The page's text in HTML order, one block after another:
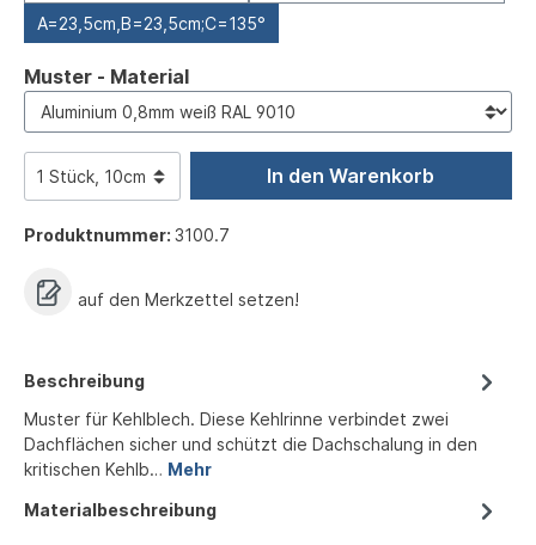
A=23,5cm,B=23,5cm;C=135°
Muster - Materialauswählen
In den Warenkorb
Produktnummer: 3100.7
auf den Merkzettel setzen!
Beschreibung
Muster für Kehlblech. Diese Kehlrinne verbindet zwei
Dachflächen sicher und schützt die Dachschalung in den
kritischen Kehlb… Mehr
Materialbeschreibung